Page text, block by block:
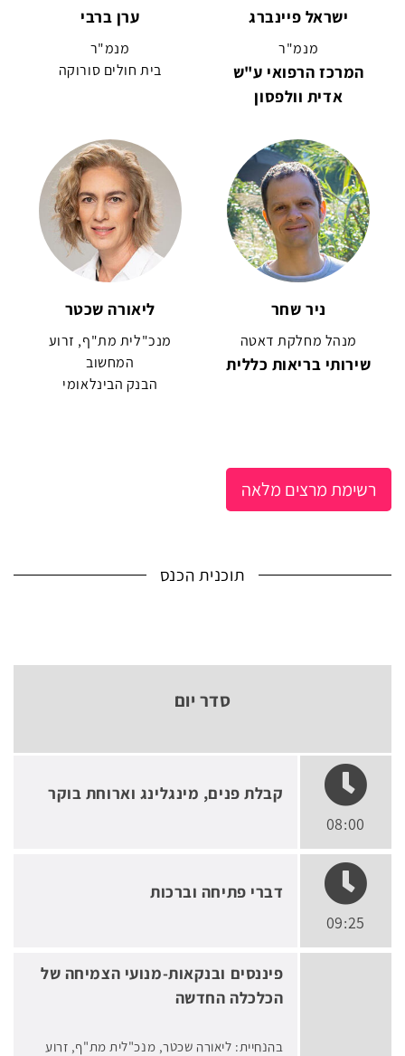
ישראל פיינברג
מנמ"ר
המרכז הרפואי ע"ש
אדית וולפסון
ערן ברבי
מנמ"ר
בית חולים סורוקה
ניר שחר
מנהל מחלקת דאטה
שירותי בריאות כללית
ליאורה שכטר
מנכ"לית מת"ף, זרוע
המחשוב
הבנק הבינלאומי
רשימת מרצים מלאה
תוכנית הכנס
סדר יום
08:00
קבלת פנים, מינגלינג וארוחת בוקר
09:25
דברי פתיחה וברכות
פיננסים ובנקאות-מנועי הצמיחה של
הכלכלה החדשה
בהנחיית: ליאורה שכטר, מנכ"לית מת"ף, זרוע